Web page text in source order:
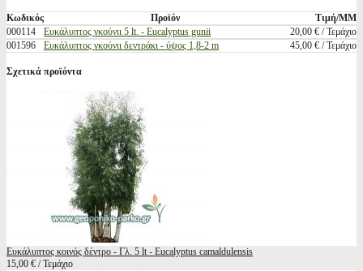
Κωδικός Προϊόν
Τιμή/ΜΜ
000114
Ευκάλυπτος γκούνιι 5 lt. - Eucalyptus gunii
20,00 € / Τεμάχιο
001596
Ευκάλυπτος γκούνιι δεντράκι - ύψος 1,8-2 m 45,00 € / Τεμάχιο
Σχετικά προϊόντα
Ευκάλυπτος κοινός δέντρο - Γλ. 5 lt - Eucalyptus camaldulensis
15,00 € / Τεμάχιο